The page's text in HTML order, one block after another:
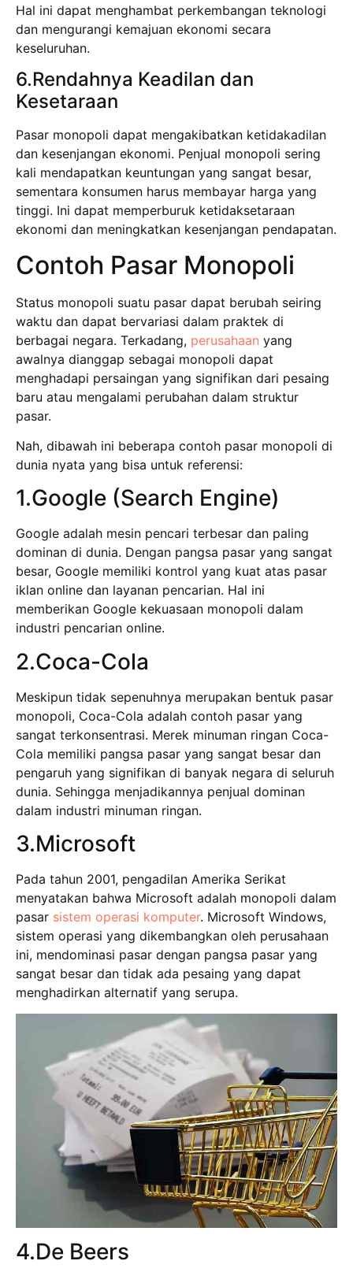
Hal ini dapat menghambat perkembangan teknologi
dan mengurangi kemajuan ekonomi secara
keseluruhan.
6.Rendahnya Keadilan dan
Kesetaraan
Pasar monopoli dapat mengakibatkan ketidakadilan
dan kesenjangan ekonomi. Penjual monopoli sering
kali mendapatkan keuntungan yang sangat besar,
sementara konsumen harus membayar harga yang
tinggi. Ini dapat memperburuk ketidaksetaraan
ekonomi dan meningkatkan kesenjangan pendapatan.
Contoh Pasar Monopoli
Status monopoli suatu pasar dapat berubah seiring
waktu dan dapat bervariasi dalam praktek di
berbagai negara. Terkadang, perusahaan yang
awalnya dianggap sebagai monopoli dapat
menghadapi persaingan yang signifikan dari pesaing
baru atau mengalami perubahan dalam struktur
pasar.
Nah, dibawah ini beberapa contoh pasar monopoli di
dunia nyata yang bisa untuk referensi:
1.Google (Search Engine)
Google adalah mesin pencari terbesar dan paling
dominan di dunia. Dengan pangsa pasar yang sangat
besar, Google memiliki kontrol yang kuat atas pasar
iklan online dan layanan pencarian. Hal ini
memberikan Google kekuasaan monopoli dalam
industri pencarian online.
2.Coca-Cola
Meskipun tidak sepenuhnya merupakan bentuk pasar
monopoli, Coca-Cola adalah contoh pasar yang
sangat terkonsentrasi. Merek minuman ringan Coca-
Cola memiliki pangsa pasar yang sangat besar dan
pengaruh yang signifikan di banyak negara di seluruh
dunia. Sehingga menjadikannya penjual dominan
dalam industri minuman ringan.
3.Microsoft
Pada tahun 2001, pengadilan Amerika Serikat
menyatakan bahwa Microsoft adalah monopoli dalam
pasar sistem operasi komputer. Microsoft Windows,
sistem operasi yang dikembangkan oleh perusahaan
ini, mendominasi pasar dengan pangsa pasar yang
sangat besar dan tidak ada pesaing yang dapat
menghadirkan alternatif yang serupa.
4.De Beers